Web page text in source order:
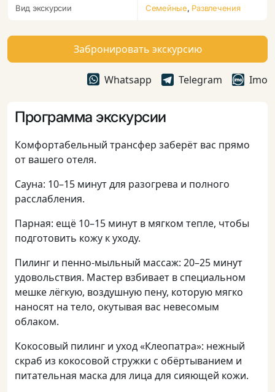
Вид экскурсии Семейные, Развлечения
Забронировать экскурсию
Whatsapp Telegram Imo
Программа экскурсии
Комфортабельный трансфер заберёт вас прямо
от вашего отеля.
Сауна: 10–15 минут для разогрева и полного
расслабления.
Парная: ещё 10–15 минут в мягком тепле, чтобы
подготовить кожу к уходу.
Пилинг и пенно-мыльный массаж: 20–25 минут
удовольствия. Мастер взбивает в специальном
мешке лёгкую, воздушную пену, которую мягко
наносят на тело, окутывая вас невесомым
облаком.
Кокосовый пилинг и уход «Клеопатра»: нежный
скраб из кокосовой стружки с обёртыванием и
питательная маска для лица для сияющей кожи.